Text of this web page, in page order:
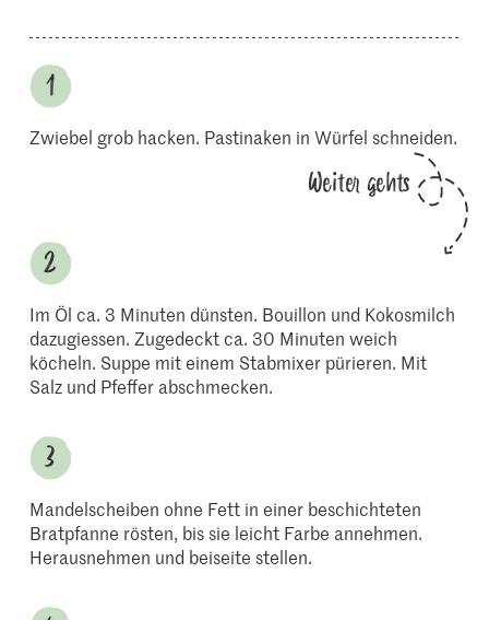
Zwiebel grob hacken. Pastinaken in Würfel schneiden.
Weiter gehts
Im Öl ca. 3 Minuten dünsten. Bouillon und Kokosmilch
dazugiessen. Zugedeckt ca. 30 Minuten weich
köcheln. Suppe mit einem Stabmixer pürieren. Mit
Salz und Pfeffer abschmecken.
Mandelscheiben ohne Fett in einer beschichteten
Bratpfanne rösten, bis sie leicht Farbe annehmen.
Herausnehmen und beiseite stellen.